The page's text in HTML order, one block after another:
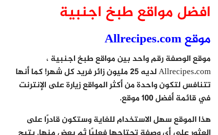
افضل مواقع طبخ اجنبية
موقع Allrecipes.com
موقع الوصفة رقم واحد بين مواقع طبخ اجنبية ،
Allrecipes.com لديه 25 مليون زائر فريد كل شهر! كما أنها
تتنافس لتكون واحدة من أكثر المواقع زيارة على الإنترنت
في قائمة أفضل 100 موقع.
هذا الموقع سهل الاستخدام للغاية وستكون قادرًا على